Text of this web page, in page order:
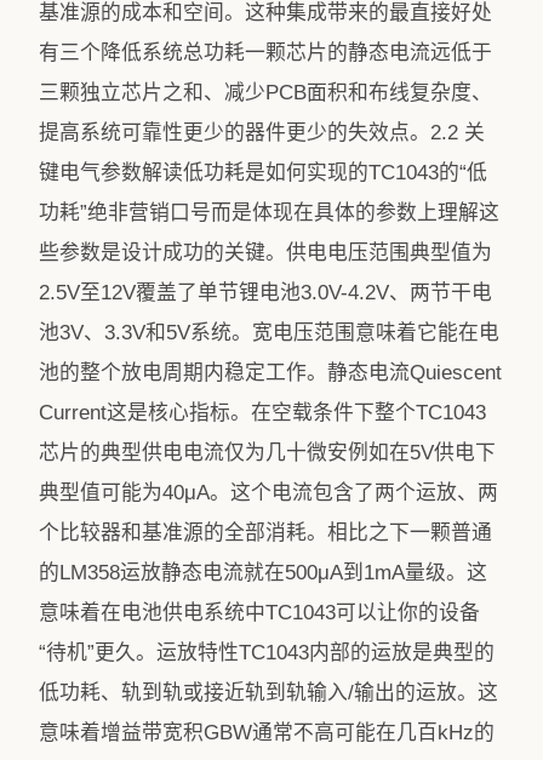
基准源的成本和空间。这种集成带来的最直接好处
有三个降低系统总功耗一颗芯片的静态电流远低于
三颗独立芯片之和、减少PCB面积和布线复杂度、
提高系统可靠性更少的器件更少的失效点。2.2 关
键电气参数解读低功耗是如何实现的TC1043的“低
功耗”绝非营销口号而是体现在具体的参数上理解这
些参数是设计成功的关键。供电电压范围典型值为
2.5V至12V覆盖了单节锂电池3.0V-4.2V、两节干电
池3V、3.3V和5V系统。宽电压范围意味着它能在电
池的整个放电周期内稳定工作。静态电流Quiescent
Current这是核心指标。在空载条件下整个TC1043
芯片的典型供电电流仅为几十微安例如在5V供电下
典型值可能为40μA。这个电流包含了两个运放、两
个比较器和基准源的全部消耗。相比之下一颗普通
的LM358运放静态电流就在500μA到1mA量级。这
意味着在电池供电系统中TC1043可以让你的设备
“待机”更久。运放特性TC1043内部的运放是典型的
低功耗、轨到轨或接近轨到轨输入/输出的运放。这
意味着增益带宽积GBW通常不高可能在几百kHz的